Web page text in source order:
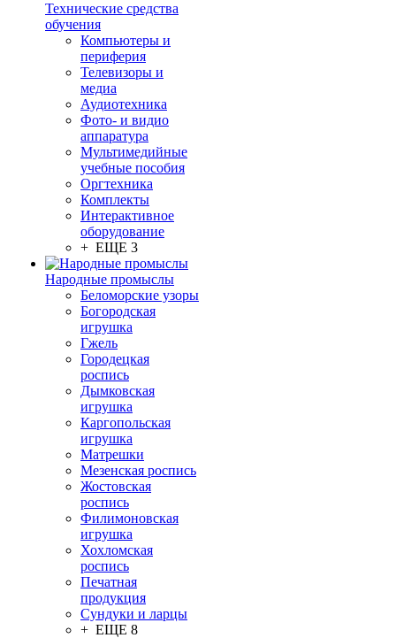
Технические средства
обучения
Компьютеры и
периферия
Телевизоры и
медиа
Аудиотехника
Фото- и видио
аппаратура
Мультимедийные
учебные пособия
Оргтехника
Комплекты
Интерактивное
оборудование
+ ЕЩЕ 3
Народные промыслы
Беломорские узоры
Богородская
игрушка
Гжель
Городецкая
роспись
Дымковская
игрушка
Каргопольская
игрушка
Матрешки
Мезенская роспись
Жостовская
роспись
Филимоновская
игрушка
Хохломская
роспись
Печатная
продукция
Сундуки и ларцы
+ ЕЩЕ 8